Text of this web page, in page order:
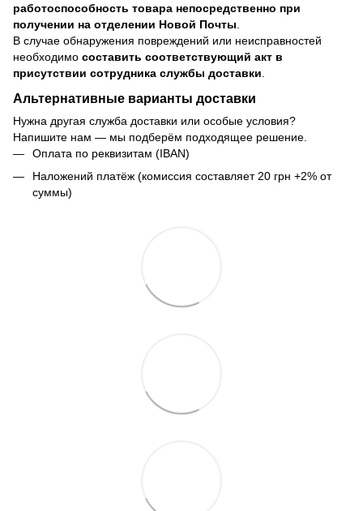
работоспособность товара непосредственно при
получении на отделении Новой Почты
В случае обнаружения повреждений или неисправностей
необходимо составить соответствующий акт в
присутствии сотрудника службы доставки
Альтернативные варианты доставки
Нужна другая служба доставки или особые условия?
Напишите нам — мы подберём подходящее решение.
Оплата по реквизитам (IBAN)
Наложений платёж (комиссия составляет 20 грн +2% от
суммы)